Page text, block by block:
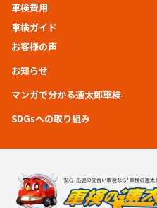
車検費用
車検ガイド
お客様の声
お知らせ
マンガで分かる速太郎車検
SDGsへの取り組み